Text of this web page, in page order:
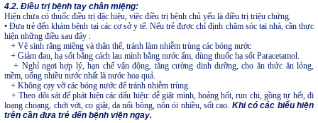
4.2. Điều trị bệnh tay chân miệng:
Hiện chưa có thuốc điều trị đặc hiệu, việc điều trị bệnh chủ yếu là điều trị triệu chứng.
• Đưa trẻ đến khám bệnh tại các cơ sở y tế. Nếu trẻ được chỉ định chăm sóc tại nhà, cần thực
hiện những điều sau đây :
+ Vệ sinh răng miệng và thân thể, tránh làm nhiễm trùng các bóng nước
+ Giảm đau, hạ sốt bằng cách lau mình bằng nước ấm, dùng thuốc hạ sốt Paracetamol.
+ Nghỉ ngơi hợp lý, hạn chế vận động, tăng cường dinh dưỡng, cho ăn thức ăn lỏng,
mềm, uống nhiều nước nhất là nước hoa quả.
+ Không cạy vỡ các bóng nước để tránh nhiễm trùng.
+ Theo dõi sát để phát hiện các dấu hiệu: dễ giật mình, hoảng hốt, run chi, gồng tự hết, đi
loạng choạng, chới với, co giật, da nổi bông, nôn ói nhiều, sốt cao. Khi có các biểu hiện
trên cần đưa trẻ đến bệnh viện ngay.